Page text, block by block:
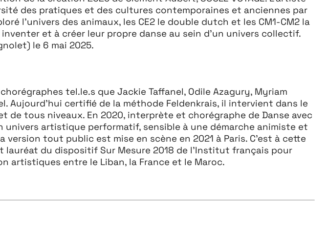
des pratiques et des cultures contemporaines et anciennes par
l’univers des animaux, les CE2 le double dutch et les CM1-CM2 la
inventer et à créer leur propre danse au sein d’un univers collectif.
le 6 mai 2025.
tel.le.s que Jackie Taffanel, Odile Azagury, Myriam
Aujourd’hui certifié de la méthode Feldenkrais, il intervient dans le
tous niveaux. En 2020, interprète et chorégraphe de Danse avec
univers artistique performatif, sensible à une démarche animiste et
tout public est mise en scène en 2021 à Paris. C’est à cette
lauréat du dispositif Sur Mesure 2018 de l’Institut français pour
artistiques entre le Liban, la France et le Maroc.